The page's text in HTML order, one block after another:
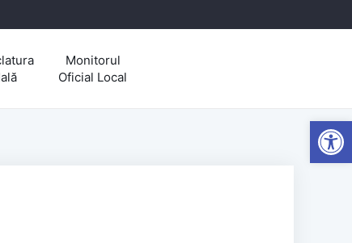
Monitorul
Oficial Local